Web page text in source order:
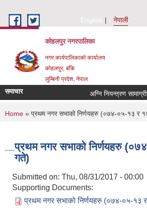
English
नेपाली
कोहलपुर नगरपालिका
नगर कार्यपालिकाको कार्यालय
कोहलपुर, बाँके
लुम्बिनी प्रदेश, नेपाल
समाचार
You are here
Home » प्रथम नगर सभाको निर्णयहरु (०७४-०५-१३ र
प्रथम नगर सभाको निर्णयहरु
गते)
Submitted on: Thu, 08/31/2017 - 00:00
Supporting Documents:
प्रथम नगर सभाको निर्णयहरु (०७४-०५-१३